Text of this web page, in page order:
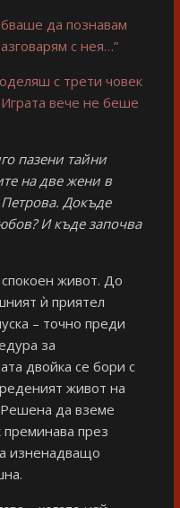
да познавам
с нея…”
с трети човек
вече не беше
пазени тайни
на две жени в
Докъде
И къде започва
живот. До
ѝ приятел
– точно преди
за
двойка се бори с
живот на
да вземе
преминава през
изненадващо